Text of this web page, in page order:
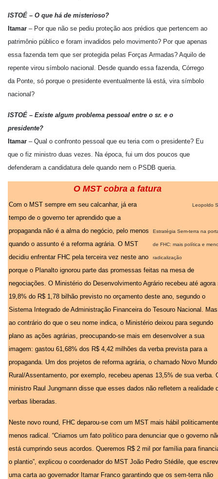
ISTOÉ – O que há de misterioso?
Itamar – Por que não se pediu proteção aos prédios que pertencem ao
patrimônio público e foram invadidos pelo movimento? Por que apenas
essa fazenda tem que ser protegida pelas Forças Armadas? Aquilo de
repente virou símbolo nacional. Desde quando essa fazenda, Córrego
da Ponte, só porque o presidente eventualmente lá está, vira símbolo
nacional?
ISTOÉ – Existe algum problema pessoal entre o sr. e o
presidente?
Itamar – Qual o confronto pessoal que eu teria com o presidente? Eu
que o fiz ministro duas vezes. Na época, fui um dos poucos que
defenderam a candidatura dele quando nem o PSDB queria.
O MST cobra a fatura
Leopoldo
Estratégia Sem-terra na
de FHC: mais política e
radicalização
Com o MST sempre em seu calcanhar, já era
tempo de o governo ter aprendido que a
propaganda não é a alma do negócio, pelo menos
quando o assunto é a reforma agrária. O MST
decidiu enfrentar FHC pela terceira vez neste ano
porque o Planalto ignorou parte das promessas feitas na mesa de
negociações. O Ministério do Desenvolvimento Agrário recebeu até agora
19,8% do R$ 1,78 bilhão previsto no orçamento deste ano, segundo o
Sistema Integrado de Administração Financeira do Tesouro Nacional.
ao contrário do que o seu nome indica, o Ministério deixou para segundo
plano as ações agrárias, preocupando-se mais em desenvolver a sua
imagem: gastou 61,68% dos R$ 4,42 milhões da verba prevista para a
propaganda. Um dos projetos de reforma agrária, o chamado Novo Mundo
Rural/Assentamento, por exemplo, recebeu apenas 13,5% de sua verba.
ministro Raul Jungmann disse que esses dados não refletem a realidade
verbas liberadas.
Neste novo round, FHC deparou-se com um MST mais hábil
menos radical. “Criamos um fato político para denunciar que o governo
está cumprindo seus acordos. Queremos R$ 2 mil por família para
o plantio”, explicou o coordenador do MST João Pedro Stédile, que
uma carta ao governador Itamar Franco garantindo que os sem-terra não